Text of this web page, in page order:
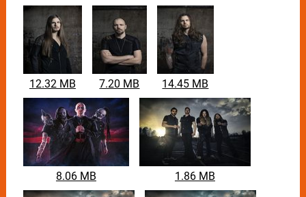
12.32 MB 7.20 MB 14.45 MB
8.06 MB 1.86 MB